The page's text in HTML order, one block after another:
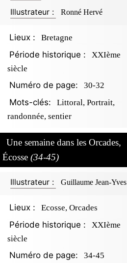
Illustrateur : Ronné Hervé
Lieux : Bretagne
Période historique :
XXIème
siècle
Numéro de page: 30-32
Mots-clés:
Littoral, Portrait,
randonnée, sentier
Une semaine dans les Orcades,
Écosse (34-45)
Illustrateur : Guillaume Jean-Yves
Lieux : Ecosse, Orcades
Période historique :
XXIème
siècle
Numéro de page: 34-45